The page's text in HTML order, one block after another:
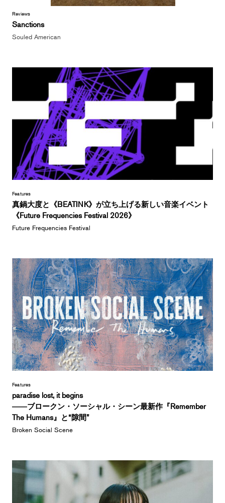
Reviews
Sanctions
Souled American
Features
真鍋大度と《BEATINK》が立ち上げる新しい音楽イベント
《Future Frequencies Festival 2026》
Future Frequencies Festival
Features
paradise lost, it begins
――ブロークン・ソーシャル・シーン最新作『Remember
The Humans』と“隙間”
Broken Social Scene